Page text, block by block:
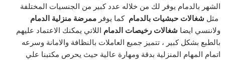
الشهر بالدمام يوفر لك من خلاله عدد كبير من الجنسيات المختلفة
مثل شغالات حبشيات بالدمام كما يوفرممرضة منزلية الدمام
ولاننسي ايضا شغالات رخيصات الدمام اللاتي يمكنك الاعتماد عليهم
بالطبع بشكل كبير ، تتميز جميع العاملات بالنظافة والامانة وسرعه
اتمام المهام المنزلية بدقة ومهارة عالية حيث يحرص مكتبنا علي